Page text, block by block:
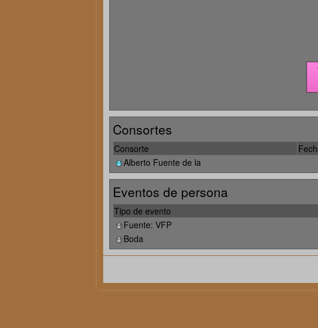
Consortes
Consorte
Alberto Fuente de la
Eventos de persona
Tipo de evento
Fuente: VFP
Boda